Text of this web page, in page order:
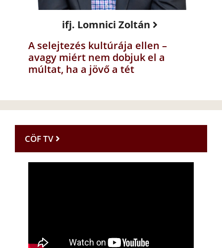
ifj. Lomnici Zoltán
A selejtezés kultúrája ellen –
avagy miért nem dobjuk el a
múltat, ha a jövő a tét
CÖF TV